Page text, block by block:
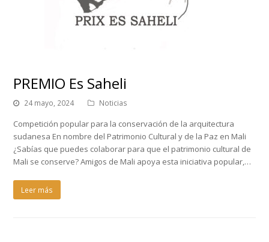
PREMIO Es Saheli
24 mayo, 2024 Noticias
Competición popular para la conservación de la arquitectura
sudanesa En nombre del Patrimonio Cultural y de la Paz en Mali
¿Sabías que puedes colaborar para que el patrimonio cultural de
Mali se conserve? Amigos de Mali apoya esta iniciativa popular,…
Leer más